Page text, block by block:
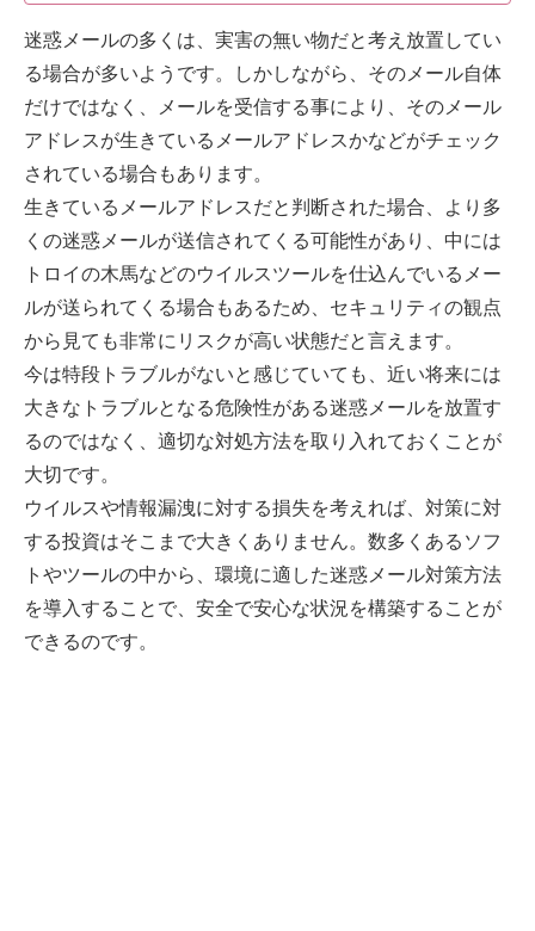
迷惑メールの多くは、実害の無い物だと考え放置してい
る場合が多いようです。しかしながら、そのメール自体
だけではなく、メールを受信する事により、そのメール
アドレスが生きているメールアドレスかなどがチェック
されている場合もあります。
生きているメールアドレスだと判断された場合、より多
くの迷惑メールが送信されてくる可能性があり、中には
トロイの木馬などのウイルスツールを仕込んでいるメー
ルが送られてくる場合もあるため、セキュリティの観点
から見ても非常にリスクが高い状態だと言えます。
今は特段トラブルがないと感じていても、近い将来には
大きなトラブルとなる危険性がある迷惑メールを放置す
るのではなく、適切な対処方法を取り入れておくことが
大切です。
ウイルスや情報漏洩に対する損失を考えれば、対策に対
する投資はそこまで大きくありません。数多くあるソフ
トやツールの中から、環境に適した迷惑メール対策方法
を導入することで、安全で安心な状況を構築することが
できるのです。